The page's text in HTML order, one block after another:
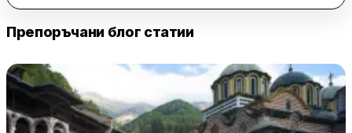
Цените в „Фаворит“ са често описвани като атрактивни,
Чистотата също е аспект, който не остава незабелязан от
клиентите. Заведение, което предлага спокойствие и
комфорт, „Фаворит“ е идеално за тези, които търсят
приятно местенце за почивка или социални събития.
Препоръчани блог статии